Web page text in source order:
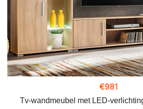
€981
Tv-wandmeubel met LED-